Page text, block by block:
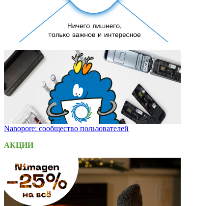
Nanopore: сообщество пользователей
АКЦИИ